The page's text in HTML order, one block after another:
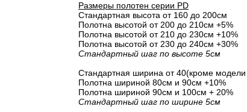
Размеры полотен серии PD
Стандартная высота от 160 до 200см
Полотна высотой от 200 до 210см +5%
Полотна высотой от 210 до 230см +10%
Полотна высотой от 230 до 240см +30%
Стандартный шаг по высоте 5см
Стандартная ширина от 40(кроме
Полотна шириной 80cм и 90cм +10%
Полотна шириной 90см и 100см + 20%
Стандартный шаг по ширине 5см